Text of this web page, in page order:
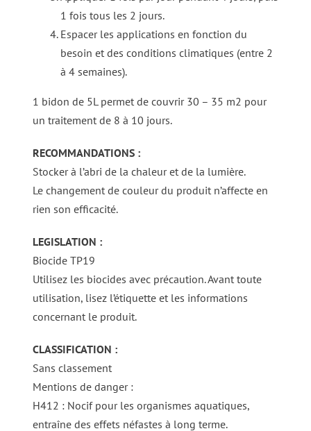
1 fois tous les 2 jours.
Espacer les applications en fonction du
besoin et des conditions climatiques (entre 2
à 4 semaines).
1 bidon de 5L permet de couvrir 30 – 35 m2 pour
un traitement de 8 à 10 jours.
RECOMMANDATIONS :
Stocker à l’abri de la chaleur et de la lumière.
Le changement de couleur du produit n’affecte en
rien son efficacité.
LEGISLATION :
Biocide TP19
Utilisez les biocides avec précaution. Avant toute
utilisation, lisez l’étiquette et les informations
concernant le produit.
CLASSIFICATION :
Sans classement
Mentions de danger :
H412 : Nocif pour les organismes aquatiques,
entraîne des effets néfastes à long terme.